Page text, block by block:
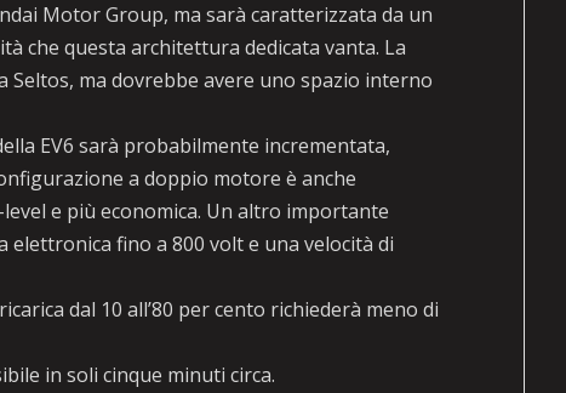
Motor Group, ma sarà caratterizzata da un
che questa architettura dedicata vanta. La
Seltos, ma dovrebbe avere uno spazio interno
EV6 sarà probabilmente incrementata,
a doppio motore è anche
e più economica. Un altro importante
fino a 800 volt e una velocità di
dal 10 all’80 per cento richiederà meno di
in soli cinque minuti circa.